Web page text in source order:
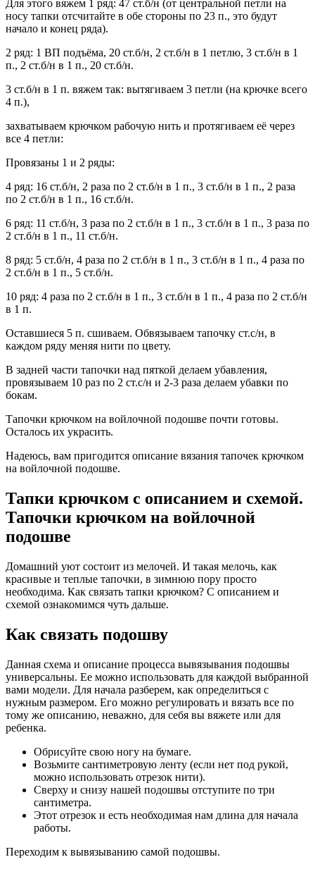
Для этого вяжем 1 ряд: 47 ст.б/н (от центральной петли на
носу тапки отсчитайте в обе стороны по 23 п., это будут
начало и конец ряда).
2 ряд: 1 ВП подъёма, 20 ст.б/н, 2 ст.б/н в 1 петлю, 3 ст.б/н в 1
п., 2 ст.б/н в 1 п., 20 ст.б/н.
3 ст.б/н в 1 п. вяжем так: вытягиваем 3 петли (на крючке всего
4 п.),
захватываем крючком рабочую нить и протягиваем её через
все 4 петли:
Провязаны 1 и 2 ряды:
4 ряд: 16 ст.б/н, 2 раза по 2 ст.б/н в 1 п., 3 ст.б/н в 1 п., 2 раза
по 2 ст.б/н в 1 п., 16 ст.б/н.
6 ряд: 11 ст.б/н, 3 раза по 2 ст.б/н в 1 п., 3 ст.б/н в 1 п., 3 раза по
2 ст.б/н в 1 п., 11 ст.б/н.
8 ряд: 5 ст.б/н, 4 раза по 2 ст.б/н в 1 п., 3 ст.б/н в 1 п., 4 раза по
2 ст.б/н в 1 п., 5 ст.б/н.
10 ряд: 4 раза по 2 ст.б/н в 1 п., 3 ст.б/н в 1 п., 4 раза по 2 ст.б/н
в 1 п.
Оставшиеся 5 п. сшиваем. Обвязываем тапочку ст.с/н, в
каждом ряду меняя нити по цвету.
В задней части тапочки над пяткой делаем убавления,
провязываем 10 раз по 2 ст.с/н и 2-3 раза делаем убавки по
бокам.
Тапочки крючком на войлочной подошве почти готовы.
Осталось их украсить.
Надеюсь, вам пригодится описание вязания тапочек крючком
на войлочной подошве.
Тапки крючком с описанием и схемой.
Тапочки крючком на войлочной
подошве
Домашний уют состоит из мелочей. И такая мелочь, как
красивые и теплые тапочки, в зимнюю пору просто
необходима. Как связать тапки крючком? С описанием и
схемой ознакомимся чуть дальше.
Как связать подошву
Данная схема и описание процесса вывязывания подошвы
универсальны. Ее можно использовать для каждой выбранной
вами модели. Для начала разберем, как определиться с
нужным размером. Его можно регулировать и вязать все по
тому же описанию, неважно, для себя вы вяжете или для
ребенка.
Обрисуйте свою ногу на бумаге.
Возьмите сантиметровую ленту (если нет под рукой,
можно использовать отрезок нити).
Сверху и снизу нашей подошвы отступите по три
сантиметра.
Этот отрезок и есть необходимая нам длина для начала
работы.
Переходим к вывязыванию самой подошвы.